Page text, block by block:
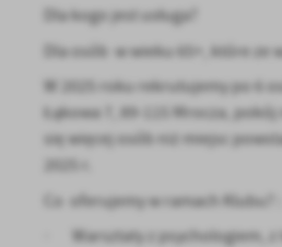
Dla kogo jest usługa?
Dla osób w wieku 65+, które
W 2025 roku rekrutujemy po 6
Łąkowa 7, 89-115 Mrocza,
się więcej osób niż miejsc
Co oferujemy w ramach Klubu? :
· Warsztaty z psychologiem,